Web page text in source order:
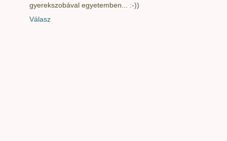
gyerekszobával egyetemben... :-))
Válasz